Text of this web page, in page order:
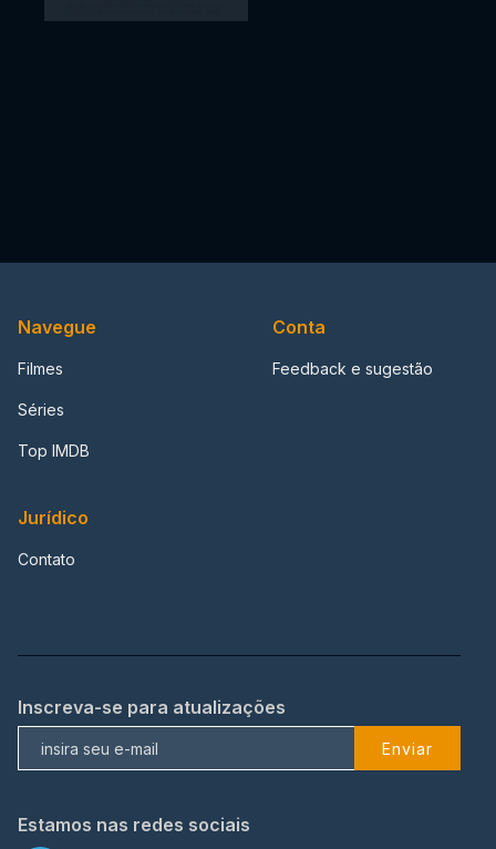
Navegue
Filmes
Séries
Top IMDB
Conta
Feedback e sugestão
Jurídico
Contato
Inscreva-se para atualizações
Enviar
Estamos nas redes sociais